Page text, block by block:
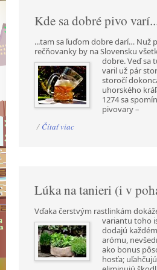
Kde sa dobré pivo
...tam sa ľuďom dobre darí… Nuž
rečňovanky by na Slovensku
dobre. Veď sa
varil už pár
storočí
uhorského
1274 sa
pivovary –
/ Čítať viac
Lúka na tanieri (i v
Vďaka čerstvým rastlinkám
variantu toho
dodajú
arómu,
ako bonus
hosťa;